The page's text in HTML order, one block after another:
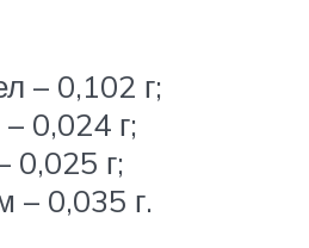
– 0,102 г;
0,024 г;
0,025 г;
– 0,035 г.